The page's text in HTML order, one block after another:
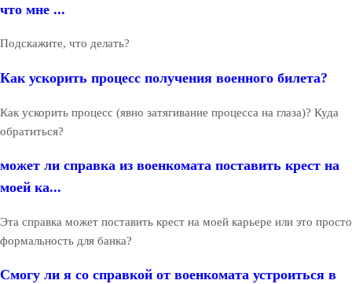
что мне ...
Подскажите, что делать?
Как ускорить процесс получения военного билета?
Как ускорить процесс (явно затягивание процесса на глаза)? Куда
обратиться?
может ли справка из военкомата поставить крест на
моей ка...
Эта справка может поставить крест на моей карьере или это просто
формальность для банка?
Смогу ли я со справкой от военкомата устроиться в